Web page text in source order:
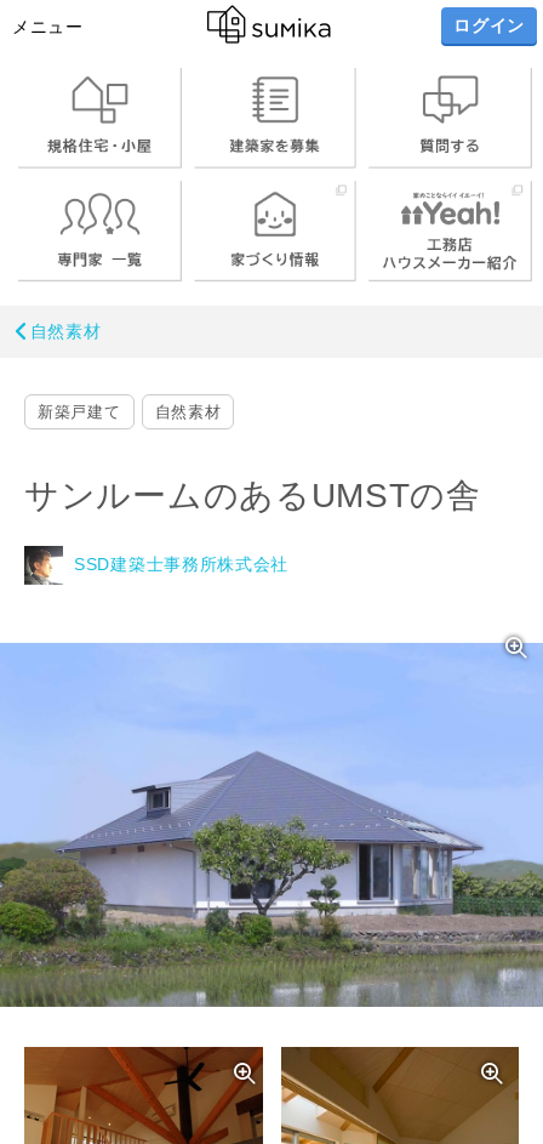
メニュー ログイン
自然素材
新築戸建て 自然素材
サンルームのあるUMSTの舎
SSD建築士事務所株式会社
写真を拡大する